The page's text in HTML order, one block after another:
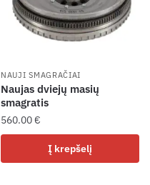
NAUJI SMAGRAČIAI
Naujas dviejų masių
smagratis
560.00€
Į krepšelį